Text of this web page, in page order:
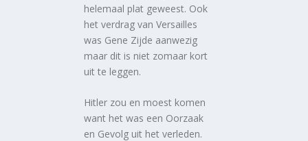
helemaal plat geweest. Ook
het verdrag van Versailles
was Gene Zijde aanwezig
maar dit is niet zomaar kort
uit te leggen.
Hitler zou en moest komen
want het was een Oorzaak
en Gevolg uit het verleden.